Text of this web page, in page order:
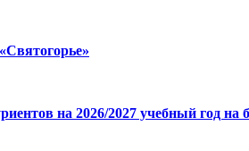
на 2026/2027 учебный год на